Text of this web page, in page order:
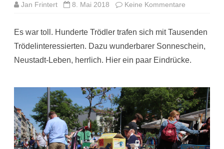
Jan Frintert 8. Mai 2018 Keine Kommentare
Es war toll. Hunderte Trödler trafen sich mit Tausenden
Trödelinteressierten. Dazu wunderbarer Sonneschein,
Neustadt-Leben, herrlich. Hier ein paar Eindrücke.